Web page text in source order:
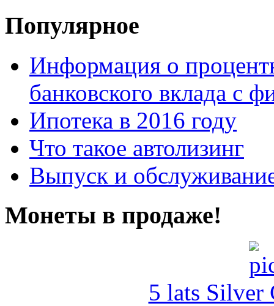
Популярное
Информация о
банковского вклада с
Ипотека в 2016 году
Что такое автолизинг
Выпуск и
Монеты в продаже!
5 lats Silver